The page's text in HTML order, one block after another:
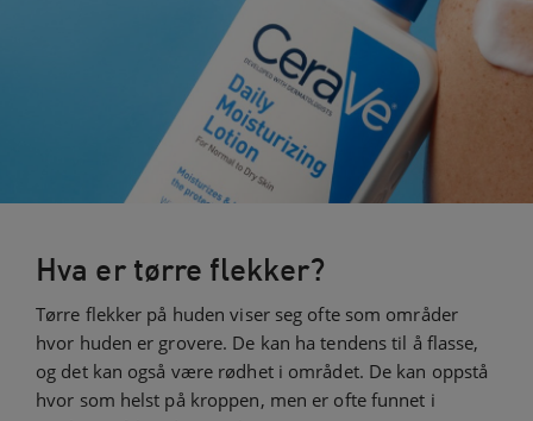
Hva er tørre flekker?
Tørre flekker på huden viser seg ofte som områder
hvor huden er grovere. De kan ha tendens til å flasse,
og det kan også være rødhet i området. De kan oppstå
hvor som helst på kroppen, men er ofte funnet i